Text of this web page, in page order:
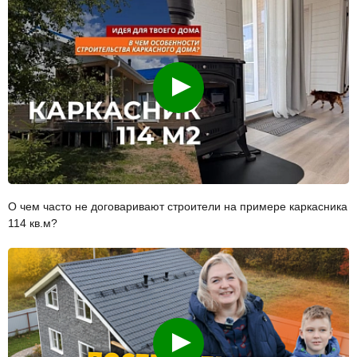
Смотреть
О чем часто не договаривают строители на примере каркасника
114 кв.м?
Смотреть